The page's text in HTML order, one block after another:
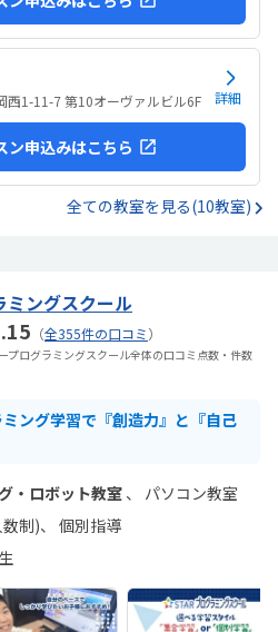
西1-11-7 第10オーヴァルビル6F 詳細
ン申込みはこちら
全ての教室を見る(10教室)
ミングスクール
（全355件の口コミ）
プログラミングスクール全体の口コミ点数・件数
ング学習で『創造力』と『自己
・ロボット教室
パソコン教室
制)
個別指導